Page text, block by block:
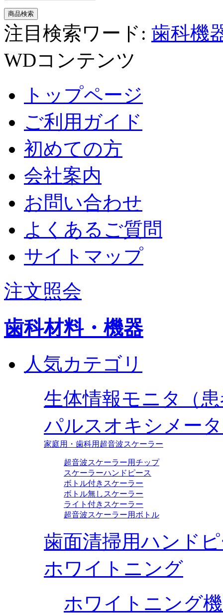
注目検索ワード: 歯科機
WDコンテンツ
トップページ
ご利用ガイド
初めての方
会社案内
お問い合わせ
よくあるご質問
サイトマップ
注文照会
歯科材料・機器
人気カテゴリ
生体情報モニタ（
パルスオキシメー
家庭用・歯科用超音波スケーラー
超音波スケーラー用チップ
スケーラーハンドピース
ボトル付きスケーラー
ボトル無しスケーラー
ライト付きスケーラー
超音波スケーラー用ボトル
歯面清掃用ハンド
ホワイトニング
ホワイトニング